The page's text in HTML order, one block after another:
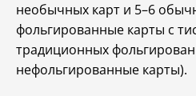
необычных карт и 5–6
фольгированные карты с
традиционных
нефольгированные карты).